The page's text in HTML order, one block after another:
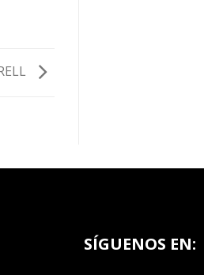
SÍGUENOS EN: